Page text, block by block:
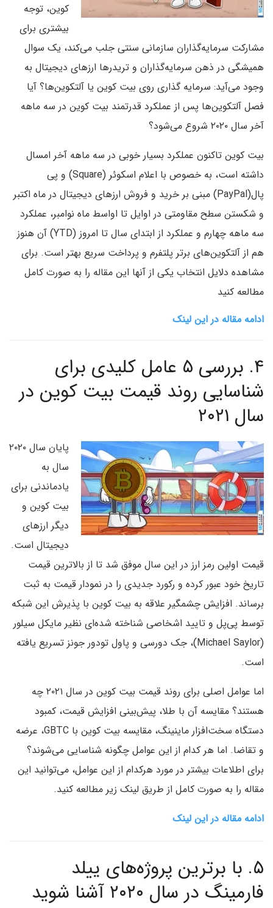
کوین، توجه
بیشتری برای
مشارکت سرمایه‌گذاران سازمانی سنتی جلب می‌کند، یک سوال
همیشگی در ذهن سرمایه‌گذاران و تریدرها ارزهای دیجیتال به
وجود می‌آید: سرمایه گذاری روی بیت کوین یا آلتکوین‌ها؟ آیا
فصل آلتکوین‌ها پس از عملکرد قدرتمند بیت کوین در سه ماهه
آخر سال ۲۰۲۰ شروع می‌شود؟
بیت کوین تاکنون عملکرد بسیار خوبی در سه ماهه آخر امسال
داشته است، به خصوص با اعلام اسکوئر (Square) و پی
پال(PayPal) مبنی بر خرید و فروش ارزهای دیجیتال در ماه اکتبر
و شکستن سطح مقاومتی در اوایل تا اواسط ماه نوامبر، عملکرد
سه ماهه چهارم و عملکرد از ابتدای سال تا امروز (YTD) آن هنوز
هم از آلتکوین‌های برتر پلتفرم و پرداخت سریع بهتر است. برای
مشاهده دلایل انتخاب یکی از آنها این مقاله را به صورت کامل
مطالعه کنید
ادامه مقاله در این لینک
۴.
بررسی ۵ عامل کلیدی برای
شناسایی روند قیمت بیت کوین در
سال ۲۰۲۱
پایان سال ۲۰۲۰
سال به
یادماندنی برای
بیت کوین و
دیگر ارزهای
دیجیتال است.
قیمت اولین رمز ارز در این سال موفق شد تا از بالاترین قیمت
تاریخ خود عبور کرده و رکورد جدیدی را در نمودار قیمت به ثبت
برساند. افزایش چشمگیر علاقه به بیت کوین با پذیرش این شبکه
توسط پی‌پل و تایید اشخاصی شناخته شده‌ای نظیر مایکل سیلور
(Michael Saylor)، جک دورسی و پاول تودور جونز تسریع یافته
است.
اما عوامل اصلی برای روند قیمت بیت کوین در سال ۲۰۲۱ چه
هستند؟ مقایسه آن با طلا، پیش‌بینی افزایش قیمت، کمبود
دستگاه سخت‌افزار ماینینگ، مقایسه بیت کوین با GBTC، عرضه
و تقاضا. اما هر کدام از این عوامل چگونه شناسایی می‌شوند؟
برای اطلاعات بیشتر در مورد هرکدام از این عوامل، می‌توانید این
مقاله را به صورت کامل از طریق لینک زیر مطالعه کنید.
ادامه مقاله در این لینک
۵. با برترین پروژه‌های ییلد
فارمینگ در سال ۲۰۲۰ آشنا شوید